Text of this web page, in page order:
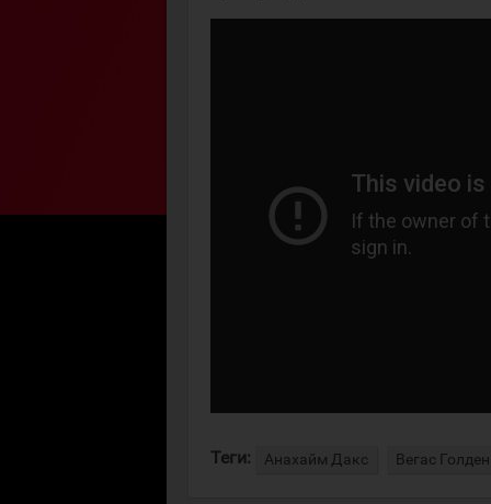
Теги: Анахайм Дакс Вегас